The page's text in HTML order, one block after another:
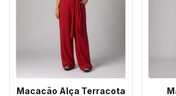
Macacão Alça Terracota